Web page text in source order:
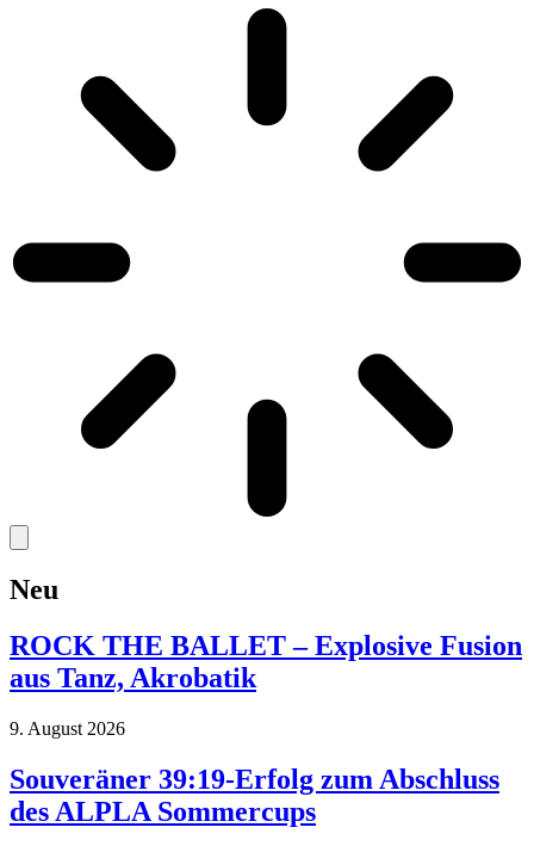
Neu
ROCK THE BALLET – Explosive Fusion
aus Tanz, Akrobatik
9. August 2026
Souveräner 39:19-Erfolg zum Abschluss
des ALPLA Sommercups